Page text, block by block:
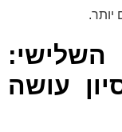
יותר.
עושה